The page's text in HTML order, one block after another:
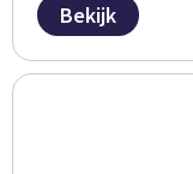
Bekijk